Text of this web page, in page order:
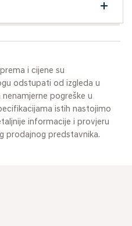
i cijene su
odstupati od izgleda u
pogreške u
istih nastojimo
informacije i provjeru
prodajnog predstavnika.